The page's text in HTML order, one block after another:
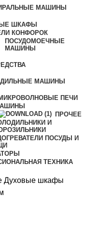
МАШИНЫ
ШКАФЫ
КОНФОРОК
ПОСУДОМОЕЧНЫЕ
МАШИНЫ
МАШИНЫ
ПЕЧИ
ПРОЧЕЕ
И
ПОСУДЫ И
ТЕХНИКА
Духовые шкафы